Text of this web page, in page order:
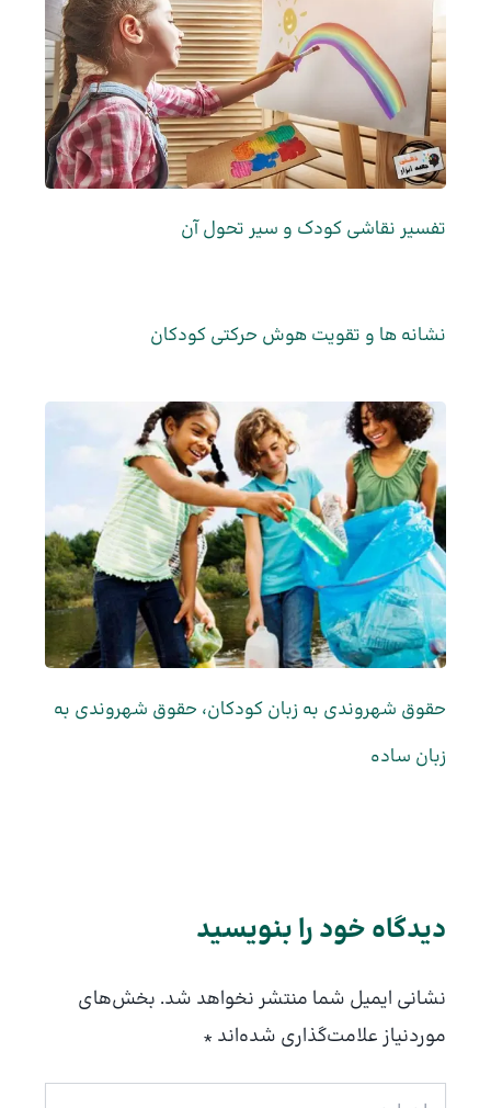
تفسیر نقاشی کودک و سیر تحول آن
نشانه ها و تقویت هوش حرکتی کودکان
حقوق شهروندی به زبان کودکان، حقوق شهروندی به
زبان ساده
دیدگاه‌ خود را بنویسید
نشانی ایمیل شما منتشر نخواهد شد. بخش‌های
موردنیاز علامت‌گذاری شده‌اند *